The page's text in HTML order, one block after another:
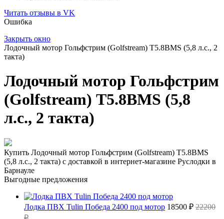
Читать отзывы в VK
Ошибка
Закрыть окно
Лодочный мотор Гольфстрим (Golfstream) Т5.8ВМS (5,8 л.с., 2
такта)
Лодочный мотор Гольфстрим
(Golfstream) Т5.8ВМS (5,8
л.с., 2 такта)
Купить Лодочный мотор Гольфстрим (Golfstream) Т5.8ВМS
(5,8 л.с., 2 такта) с доставкой в интернет-магазине Руслодки в
Барнауле
Выгодные предложения
Лодка ПВХ Tulin Победа 2400 под мотор 18500 ₽ 22200